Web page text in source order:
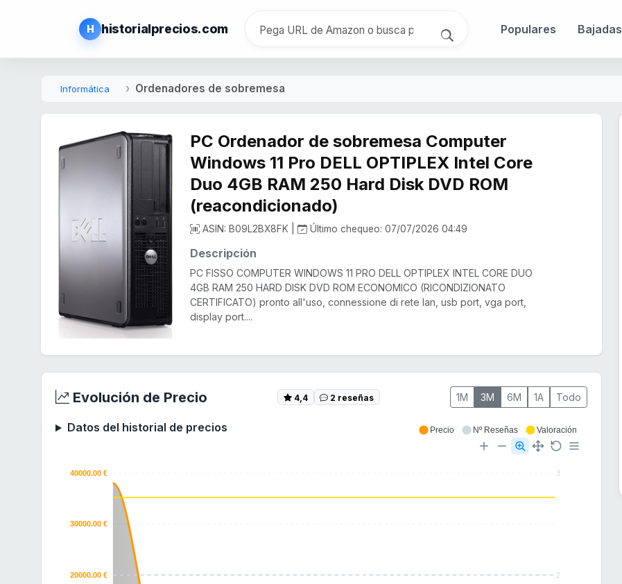
H historialprecios.com Populares Bajadas
Informática Ordenadores de sobremesa
PC Ordenador de sobremesa Computer
Windows 11 Pro DELL OPTIPLEX Intel Core
Duo 4GB RAM 250 Hard Disk DVD ROM
(reacondicionado)
ASIN: B09L2BX8FK | Último chequeo: 07/07/2026 04:49
Descripción
PC FISSO COMPUTER WINDOWS 11 PRO DELL OPTIPLEX INTEL CORE DUO
4GB RAM 250 HARD DISK DVD ROM ECONOMICO (RICONDIZIONATO
CERTIFICATO) pronto all'uso, connessione di rete lan, usb port, vga port,
display port....
Evolución de Precio 4,4 2 reseñas 1M 3M 6M 1A Todo
Datos del historial de precios
3
2
40000.00 €
30000.00 €
20000.00 €
Precio Nº Reseñas Valoración